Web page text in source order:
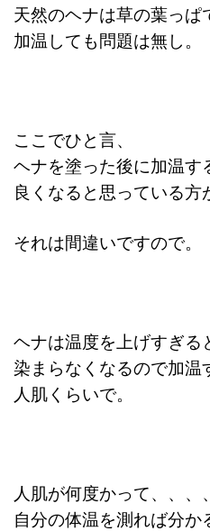
天然のヘナは草の葉っぱ
加温しても問題は無し。
ここでひと言、
ヘナを塗った後に加温す
良くなると思っている方
それは間違いですので。
ヘナは温度を上げすぎる
染まらなくなるので加温
人肌くらいで。
人肌が何度かって、、、、
自分の体温を測れば分か